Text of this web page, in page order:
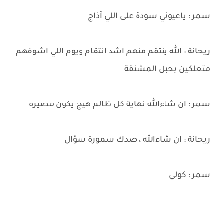
سمر : ياعيوني سودة على اللي آذاج
ريحانة : الله ينتقم منهم اشد انتقام ويوم اللي اشوفهم
متعلكين بحبل المشنقة
سمر : ان شاءالله نهاية كل ظالم هيج يكون مصيره
ريحانة : ان شاءالله ، صدك سمورة سؤال
سمر : كولي